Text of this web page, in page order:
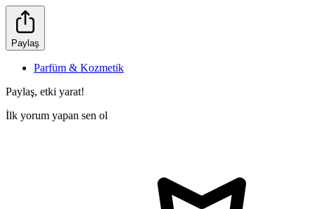
Paylaş
Parfüm & Kozmetik
Paylaş, etki yarat!
İlk yorum yapan sen ol